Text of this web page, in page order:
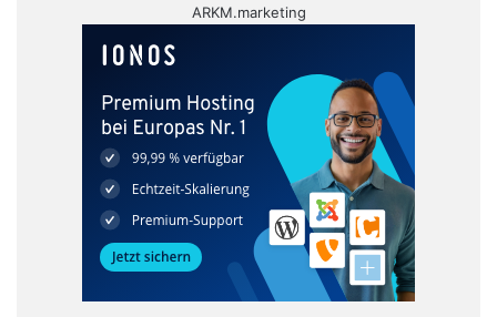
ARKM.marketing